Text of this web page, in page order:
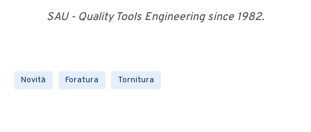
SAU - Quality Tools Engineering since 1982.
Novità Foratura Tornitura